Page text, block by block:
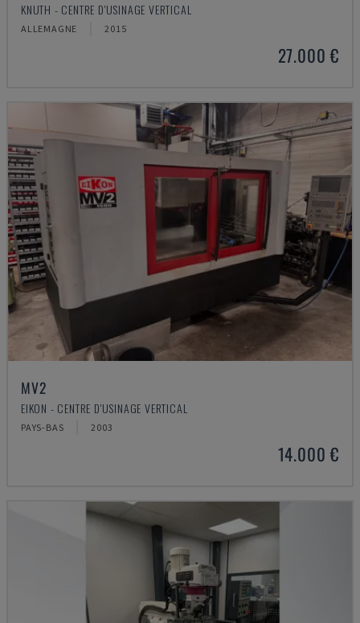
KNUTH - CENTRE D'USINAGE VERTICAL
ALLEMAGNE 2015
27.000 €
MV2
EIKON - CENTRE D'USINAGE VERTICAL
PAYS-BAS 2003
14.000 €